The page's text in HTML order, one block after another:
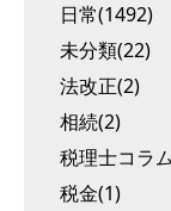
日常(1492)
未分類(22)
法改正(2)
相続(2)
税理士コラ
税金(1)